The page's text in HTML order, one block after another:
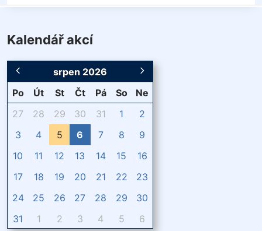
Kalendář akcí
srpen 2026
Po
Út St Čt Pá So
Ne
27
28 29 30 31 1
2
3
4 5 6 7 8
9
10
11 12 13 14 15
16
17
18 19 20 21 22
23
24
25 26 27 28 29
30
31
1 2 3 4 5 6